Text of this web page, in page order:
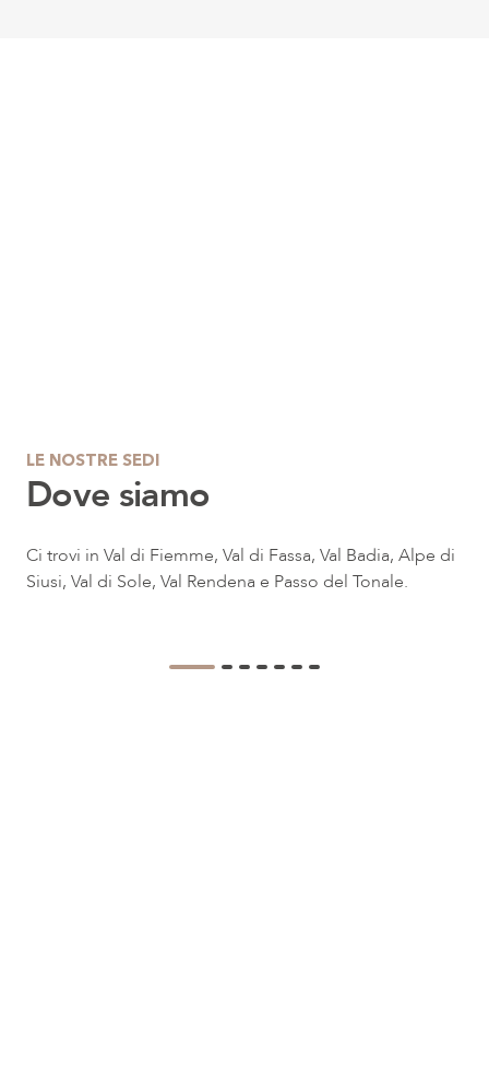
LE NOSTRE SEDI
Dove siamo
Ci trovi in Val di Fiemme, Val di Fassa, Val Badia, Alpe di
Siusi, Val di Sole, Val Rendena e Passo del Tonale.
Dimaro
Via Campiglio, 138
38025 Dimaro Folgarida (TN)